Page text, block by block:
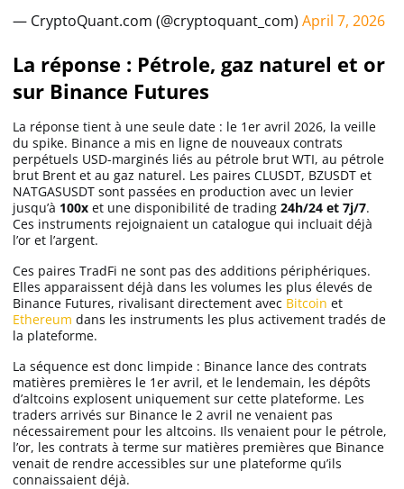
— CryptoQuant.com (@cryptoquant_com) April 7, 2026
La réponse : Pétrole, gaz naturel et or
sur Binance Futures
La réponse tient à une seule date : le 1er avril 2026, la veille
du spike. Binance a mis en ligne de nouveaux contrats
perpétuels USD-marginés liés au pétrole brut WTI, au pétrole
brut Brent et au gaz naturel. Les paires CLUSDT, BZUSDT et
NATGASUSDT sont passées en production avec un levier
jusqu’à 100x et une disponibilité de trading 24h/24 et 7j/7.
Ces instruments rejoignaient un catalogue qui incluait déjà
l’or et l’argent.
Ces paires TradFi ne sont pas des additions périphériques.
Elles apparaissent déjà dans les volumes les plus élevés de
Binance Futures, rivalisant directement avec Bitcoin et
Ethereum dans les instruments les plus activement tradés de
la plateforme.
La séquence est donc limpide : Binance lance des contrats
matières premières le 1er avril, et le lendemain, les dépôts
d’altcoins explosent uniquement sur cette plateforme. Les
traders arrivés sur Binance le 2 avril ne venaient pas
nécessairement pour les altcoins. Ils venaient pour le pétrole,
l’or, les contrats à terme sur matières premières que Binance
venait de rendre accessibles sur une plateforme qu’ils
connaissaient déjà.